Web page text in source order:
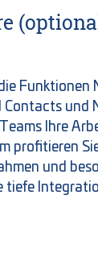
Funktionen
und
Ihre
profitieren
und
tiefe